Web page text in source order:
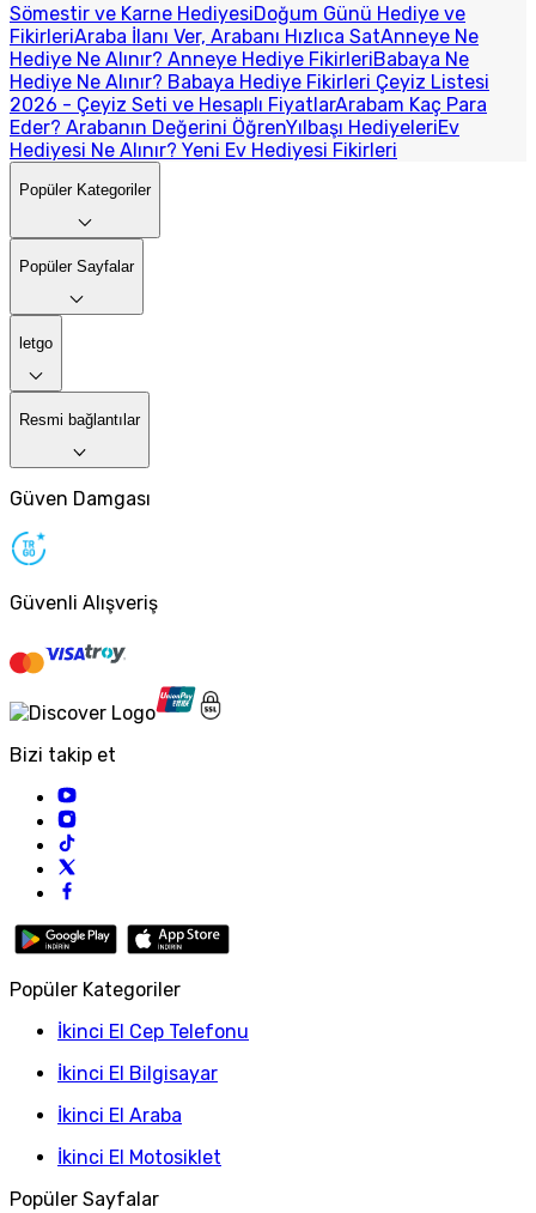
Sömestir ve Karne HediyesiDoğum Günü Hediye ve
FikirleriAraba İlanı Ver, Arabanı Hızlıca SatAnneye Ne
Hediye Ne Alınır? Anneye Hediye FikirleriBabaya Ne
Hediye Ne Alınır? Babaya Hediye Fikirleri Çeyiz Listesi
2026 - Çeyiz Seti ve Hesaplı FiyatlarArabam Kaç Para
Eder? Arabanın Değerini ÖğrenYılbaşı HediyeleriEv
Hediyesi Ne Alınır? Yeni Ev Hediyesi Fikirleri
Popüler Kategoriler
Popüler Sayfalar
letgo
Resmi bağlantılar
Güven Damgası
Güvenli Alışveriş
Bizi takip et
Popüler Kategoriler
İkinci El Cep Telefonu
İkinci El Bilgisayar
İkinci El Araba
İkinci El Motosiklet
Popüler Sayfalar